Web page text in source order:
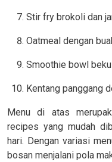
Stir fry brokoli dan
Oatmeal dengan
Smoothie bowl beku
Kentang panggang
Menu di atas
recipes yang mudah
hari. Dengan variasi
bosan menjalani pola